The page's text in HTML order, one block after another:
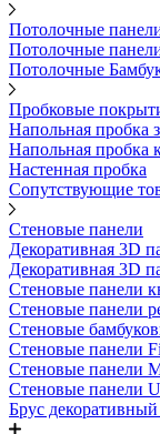
Потолочные
Потолочные
Потолочные
Пробковые
Напольная пробка
Напольная пробка
Настенная пробка
Сопутствующие
Стеновые панели
Декоративная 3D
Декоративная 3D
Стеновые панели
Стеновые панели
Стеновые
Стеновые панели
Стеновые панели
Стеновые панели
Брус